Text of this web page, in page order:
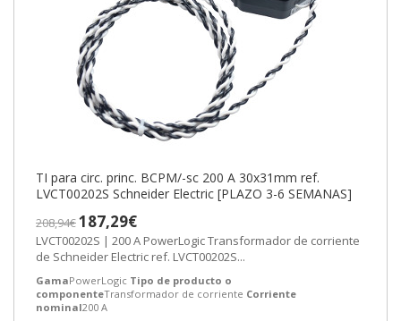
TI para circ. princ. BCPM/-sc 200 A 30x31mm ref.
LVCT00202S Schneider Electric [PLAZO 3-6 SEMANAS]
208,94€187,29€
LVCT00202S | 200 A PowerLogic Transformador de corriente
de Schneider Electric ref. LVCT00202S...
GamaPowerLogic Tipo de producto o
componenteTransformador de corriente Corriente
nominal200 A